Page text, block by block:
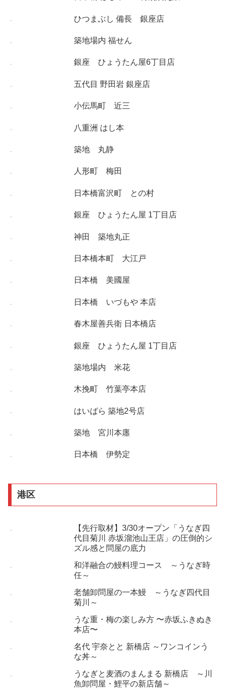
ひつまぶし 備長 銀座店
築地場内 福せん
銀座 ひょうたん屋6丁目店
五代目 野田岩 銀座店
小伝馬町 近三
八重洲 はし本
築地 丸静
人形町 梅田
日本橋富沢町 との村
銀座 ひょうたん屋 1丁目店
神田 築地丸正
日本橋本町 大江戸
日本橋 美國屋
日本橋 いづもや 本店
春木屋善兵衛 日本橋店
銀座 ひょうたん屋 1丁目店
築地場内 米花
木挽町 竹葉亭本店
はいばら 築地2号店
築地 宮川本廛
日本橋 伊勢定
港区
【先行取材】3/30オープン「うなぎ四
代目菊川 赤坂溜池山王店」の圧倒的シ
ズル感と問屋の底力
和洋融合の鰻料理コース ～うなぎ時
任～
老舗卸問屋の一本鰻 ～うなぎ四代目
菊川～
うな重・梅の楽しみ方 〜赤坂ふきぬき
本店〜
名代 宇奈とと 新橋店 ～ワンコインう
な丼～
うなぎと麦酒のまんまる 新橋店 ～川
魚卸問屋・鯉平の新店舗～